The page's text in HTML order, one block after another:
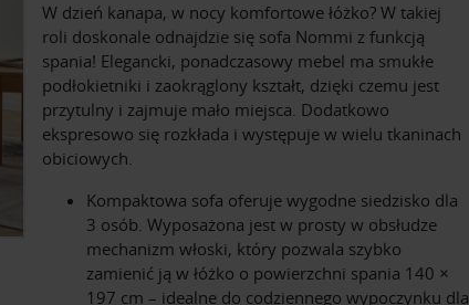
W dzień kanapa, w nocy komfortowe łóżko? W takiej
roli doskonale odnajdzie się sofa Nommi z funkcją
spania! Elegancki, ponadczasowy mebel ma smukłe
podłokietniki i zaokrąglony kształt, dzięki czemu jest
przytulny i zajmuje mało miejsca. Dodatkowo
ekspresowo się rozkłada i występuje w wielu tkaninach
obiciowych.
Kompaktowa sofa oferuje wygodne siedzisko dla
3 osób. Wyposażona jest w prosty w obsłudze
mechanizm włoski, który pozwala szybko
zamienić ją w łóżko o powierzchni spania 140 ×
197 cm – idealne do codziennego wypoczynku dla